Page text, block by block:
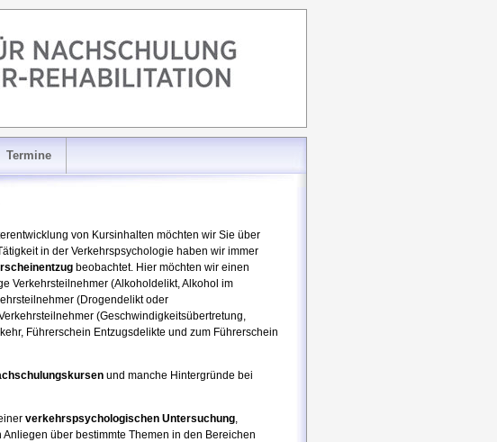
Termine
von Kursinhalten möchten wir Sie über
in der Verkehrspsychologie haben wir immer
beobachtet. Hier möchten wir einen
Verkehrsteilnehmer (Alkoholdelikt, Alkohol im
(Drogendelikt oder
(Geschwindigkeitsübertretung,
Führerschein Entzugsdelikte und zum Führerschein
und manche Hintergründe bei
verkehrspsychologischen Untersuchung,
Anliegen über bestimmte Themen in den Bereichen